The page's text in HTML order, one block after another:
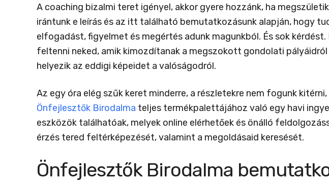
A coaching bizalmi teret igényel, akkor gyere hozzánk, ha
irántunk e leírás és az itt található bemutatkozásunk alapján, hogy
elfogadást, figyelmet és megértés adunk magunkból. És sok
feltenni neked, amik kimozdítanak a megszokott gondolati
helyezik az eddigi képeidet a valóságodról.
Az egy óra elég szűk keret minderre, a részletekre nem fogunk
Önfejlesztők Birodalma teljes termékpalettájához való egy havi
eszközök találhatóak, melyek online elérhetőek és önálló
érzés tered feltérképezését, valamint a megoldásaid keresését.
Önfejlesztők Birodalma